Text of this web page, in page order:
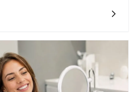
zaawansowanej diagnostyki
wiedzą, aby dokładnie ocenić,
do dalszej odbudowy. Dzięki
takim jak zdjęcia rentgenowskie
można mieć pewność, że
zawsze oparte na rzetelnych